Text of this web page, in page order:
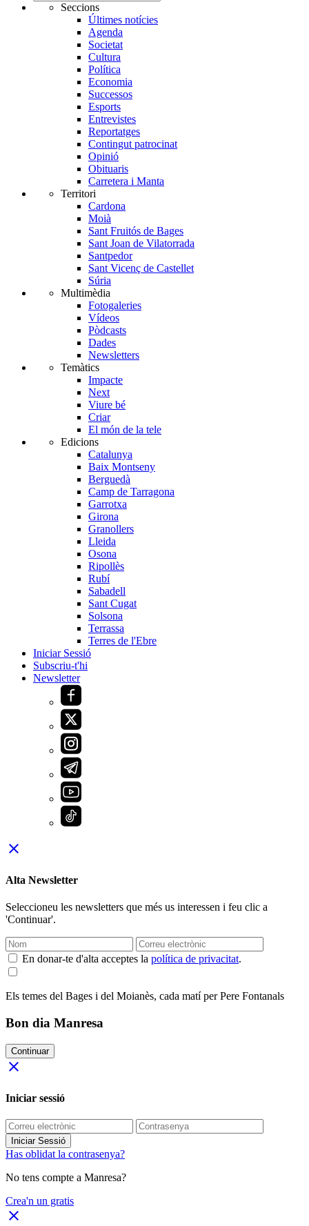
Seccions
Últimes notícies
Agenda
Societat
Cultura
Política
Economia
Successos
Esports
Entrevistes
Reportatges
Contingut patrocinat
Opinió
Obituaris
Carretera i Manta
Territori
Cardona
Moià
Sant Fruitós de Bages
Sant Joan de Vilatorrada
Santpedor
Sant Vicenç de Castellet
Súria
Multimèdia
Fotogaleries
Vídeos
Pòdcasts
Dades
Newsletters
Temàtics
Impacte
Next
Viure bé
Criar
El món de la tele
Edicions
Catalunya
Baix Montseny
Berguedà
Camp de Tarragona
Garrotxa
Girona
Granollers
Lleida
Osona
Ripollès
Rubí
Sabadell
Sant Cugat
Solsona
Terrassa
Terres de l'Ebre
Iniciar Sessió
Subscriu-t'hi
Newsletter
close
Alta Newsletter
Seleccioneu les newsletters que més us interessen i feu clic a
'Continuar'.
En donar-te d'alta acceptes la política de privacitat.
Els temes del Bages i del Moianès, cada matí per Pere Fontanals
Bon dia Manresa
Continuar
close
Iniciar sessió
Iniciar Sessió
Has oblidat la contrasenya?
No tens compte a Manresa?
Crea'n un gratis
close